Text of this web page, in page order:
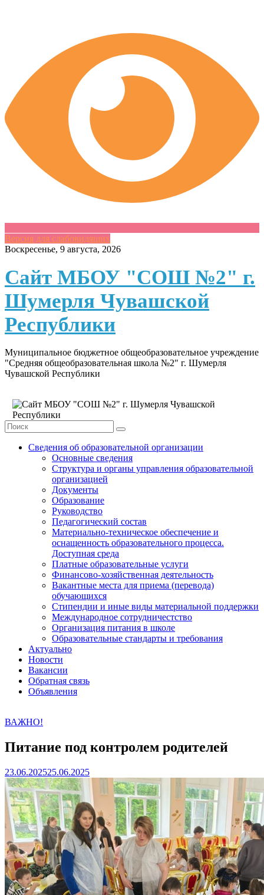
Версия для слабовидящих
Skip
content
Воскресенье, 9 августа, 2026
Сайт МБОУ "СОШ №2" г.
Шумерля Чувашской
Республики
Муниципальное бюджетное общеобразовательное учреждение
"Средняя общеобразовательная школа №2" г. Шумерля
Чувашской Республики
Сведения об образовательной организации
Основные сведения
Структура и органы управления образовательной
организацией
Документы
Образование
Руководство
Педагогический состав
Материально-техническое обеспечение и
оснащенность образовательного процесса.
Доступная среда
Платные образовательные услуги
Финансово-хозяйственная деятельность
Вакантные места для приема (перевода)
обучающихся
Стипендии и иные виды материальной поддержки
Международное сотрудничестство
Организация питания в школе
Образовательные стандарты и требования
Актуально
Новости
Вакансии
Обратная связь
Объявления
ВАЖНО!
Питание под контролем родителей
23.06.202525.06.2025